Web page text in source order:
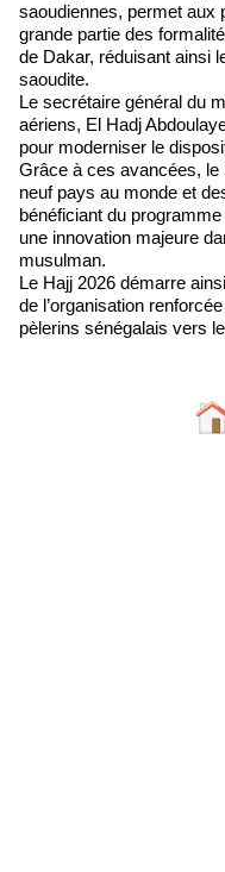
saoudiennes, permet aux
grande partie des
de Dakar, réduisant ainsi
saoudite.
Le secrétaire général du
aériens, El Hadj
pour moderniser le
Grâce à ces avancées, le
neuf pays au monde et
bénéficiant du
une innovation majeure
musulman.
Le Hajj 2026 démarre
de l’organisation
pèlerins sénégalais vers